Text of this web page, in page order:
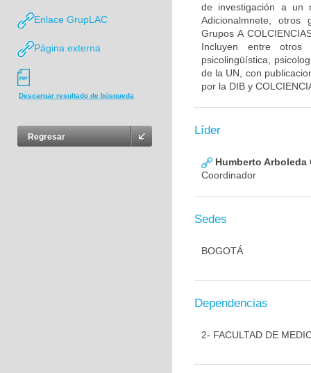
Enlace GrupLAC
Página externa
Descargar resultado de búsqueda
Regresar
de investigación a un
Adicionalmnete, otros
Grupos A
Incluyen entre otros
psicolingüística,
de la UN, con
por la DIB y
Líder
Humberto Arboleda
Coordinador
Sedes
BOGOTÁ
Dependencias
2- FACULTAD DE